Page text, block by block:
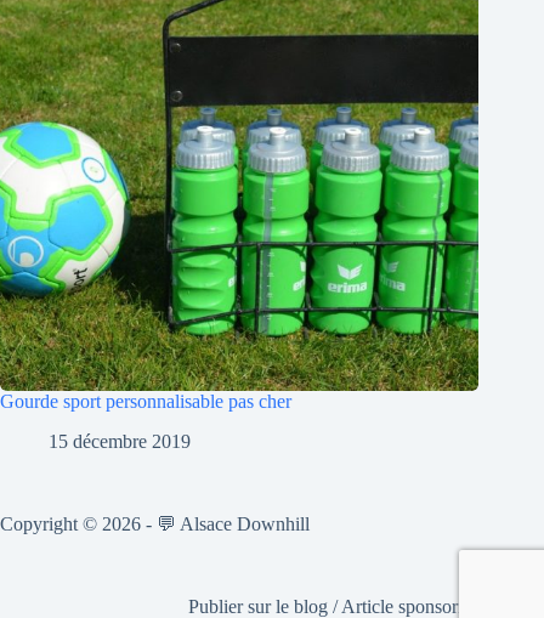
Gourde sport personnalisable pas cher
15 décembre 2019
Copyright © 2026 - 💬 Alsace Downhill
Publier sur le blog / Article sponsorisé